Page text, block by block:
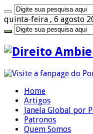
quinta-feira , 6 agosto
Home
Artigos
Janela Global por
Patronos
Quem Somos